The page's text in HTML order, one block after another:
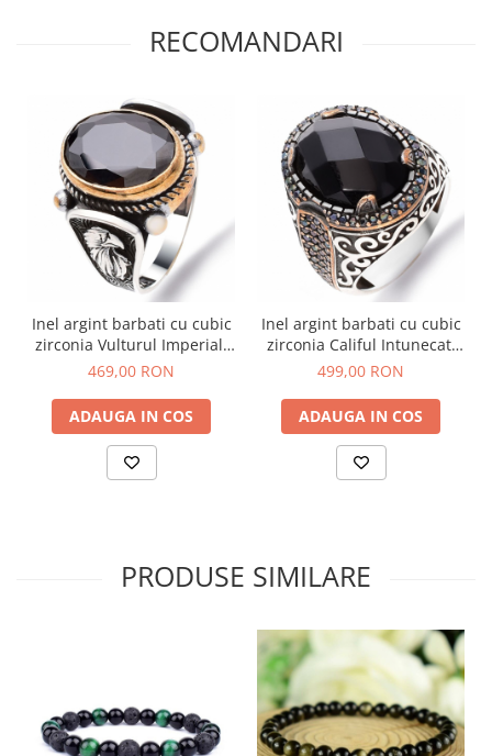
RECOMANDARI
Inel argint barbati cu cubic
zirconia Vulturul Imperial,
62-63
469,00 RON
ADAUGA IN COS
Inel argint barbati cu cubic
zirconia Califul Intunecat,
61-62
499,00 RON
ADAUGA IN COS
PRODUSE SIMILARE